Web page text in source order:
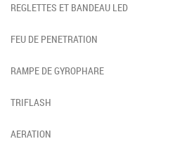
REGLETTES ET BANDEAU LED
FEU DE PENETRATION
RAMPE DE GYROPHARE
TRIFLASH
AERATION